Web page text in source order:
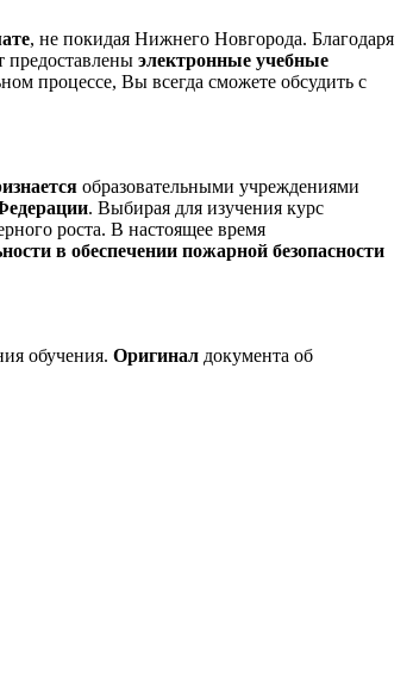
, не покидая Нижнего Новгорода. Благодаря
предоставлены электронные учебные
процессе, Вы всегда сможете обсудить с
образовательными учреждениями
. Выбирая для изучения курс
роста. В настоящее время
в обеспечении пожарной безопасности
обучения. Оригинал документа об